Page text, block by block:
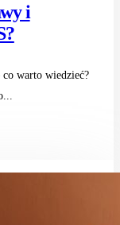
i
warto wiedzieć?